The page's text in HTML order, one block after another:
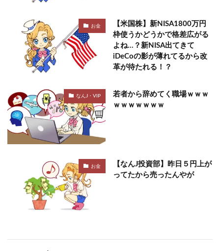
お金
【米国株】新NISA1800万円
枠使うかどうかで格差広がる
よね…？新NISA出てきて
iDeCoの影が薄れてるから改
革が待たれる！？
なんJ・VIP
若者から辞めてく職場ｗｗｗ
ｗｗｗｗｗｗｗ
お金
【なんJ投資部】昨日５円上が
ってたから売ったんやが